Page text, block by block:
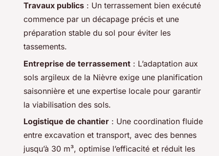
Travaux publics : Un terrassement bien exécuté
commence par un décapage précis et une
préparation stable du sol pour éviter les
tassements.
Entreprise de terrassement : L’adaptation aux
sols argileux de la Nièvre exige une planification
saisonnière et une expertise locale pour garantir
la viabilisation des sols.
Logistique de chantier : Une coordination fluide
entre excavation et transport, avec des bennes
jusqu’à 30 m³, optimise l’efficacité et réduit les